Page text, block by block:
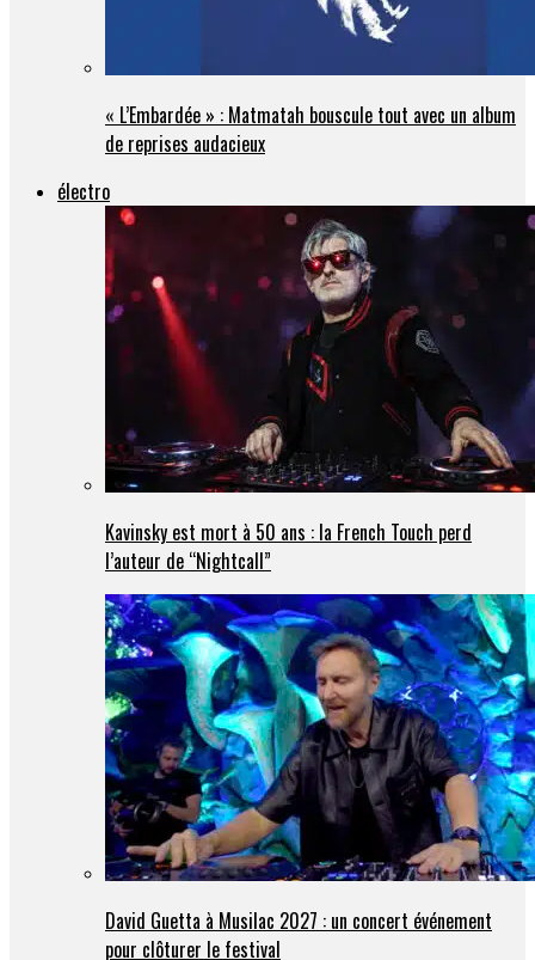
« L’Embardée » : Matmatah bouscule tout avec un album
de reprises audacieux
électro
Kavinsky est mort à 50 ans : la French Touch perd
l’auteur de “Nightcall”
David Guetta à Musilac 2027 : un concert événement
pour clôturer le festival